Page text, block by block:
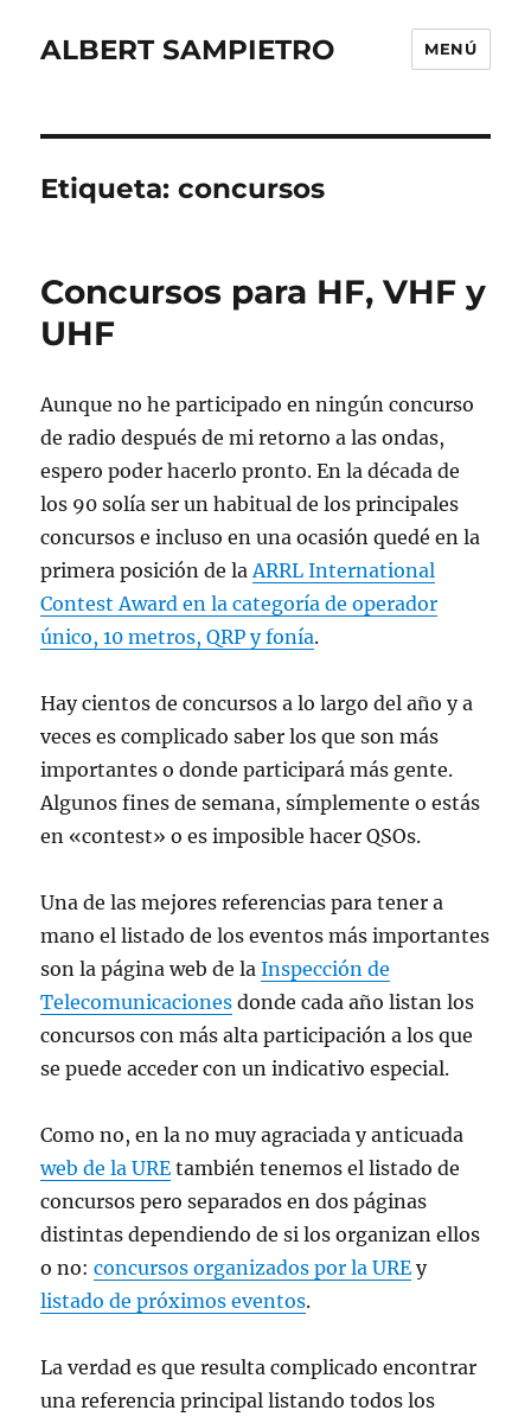
ALBERT SAMPIETRO MENÚ
Etiqueta:concursos
Concursos para HF, VHF y
UHF
Aunque no he participado en ningún concurso
de radio después de mi retorno a las ondas,
espero poder hacerlo pronto. En la década de
los 90 solía ser un habitual de los principales
concursos e incluso en una ocasión quedé en la
primera posición de laARRL International
Contest Award en la categoría de operador
único, 10 metros, QRP y fonía.
Hay cientos de concursos a lo largo del año y a
veces es complicado saber los que son más
importantes o donde participará más gente.
Algunos fines de semana, símplemente o estás
en «contest» o es imposible hacer QSOs.
Una de las mejores referencias para tener a
mano el listado de los eventos más importantes
son la página web de laInspección de
Telecomunicaciones donde cada año listan los
concursos con más alta participación a los que
se puede acceder con un indicativo especial.
Como no, en la no muy agraciada y anticuada
web de la URE también tenemos el listado de
concursos pero separados en dos páginas
distintas dependiendo de si los organizan ellos
o no:concursos organizados por la URE y
listado de próximos eventos.
La verdad es que resulta complicado encontrar
una referencia principal listando todos los